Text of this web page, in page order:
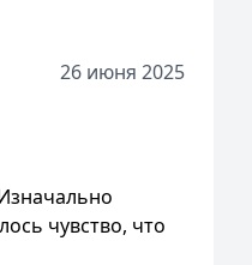
26 июня 2025
чувство, что